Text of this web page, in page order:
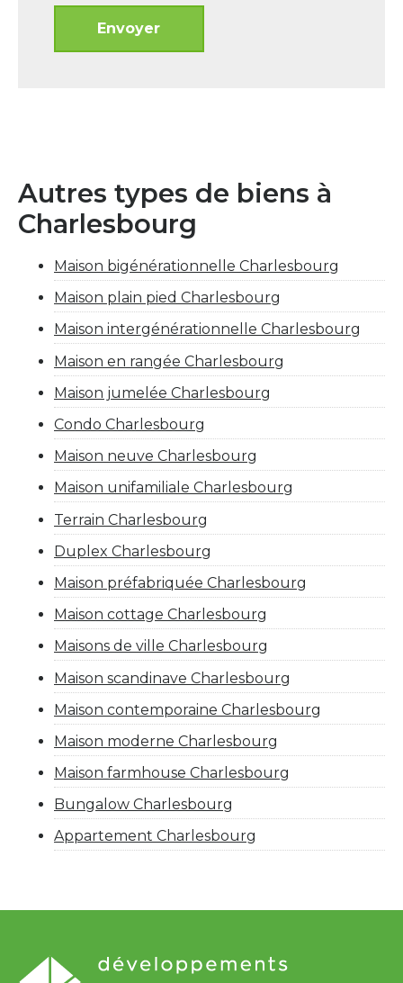
Autres types de biens à
Charlesbourg
Maison bigénérationnelle Charlesbourg
Maison plain pied Charlesbourg
Maison intergénérationnelle Charlesbourg
Maison en rangée Charlesbourg
Maison jumelée Charlesbourg
Condo Charlesbourg
Maison neuve Charlesbourg
Maison unifamiliale Charlesbourg
Terrain Charlesbourg
Duplex Charlesbourg
Maison préfabriquée Charlesbourg
Maison cottage Charlesbourg
Maisons de ville Charlesbourg
Maison scandinave Charlesbourg
Maison contemporaine Charlesbourg
Maison moderne Charlesbourg
Maison farmhouse Charlesbourg
Bungalow Charlesbourg
Appartement Charlesbourg